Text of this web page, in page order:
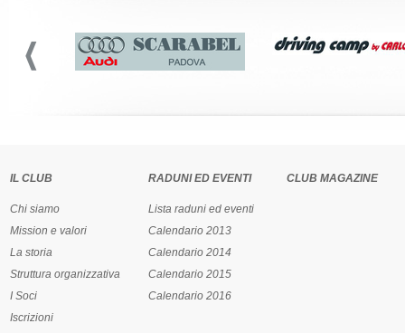
IL CLUB
Chi siamo
Mission e valori
La storia
Struttura organizzativa
I Soci
Iscrizioni
RADUNI ED EVENTI
Lista raduni ed eventi
Calendario 2013
Calendario 2014
Calendario 2015
Calendario 2016
CLUB MAGAZINE